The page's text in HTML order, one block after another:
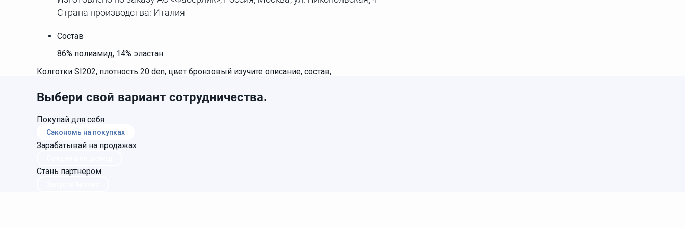
Страна производства: Италия
Состав
86% полиамид, 14% эластан.
Колготки SI202, плотность 20 den, цвет бронзовый изучите описание, состав, .
Выбери свой вариант сотрудничества.
Покупай для себя
Сэкономь на покупках
Зарабатывай на продажах
Стань партнёром